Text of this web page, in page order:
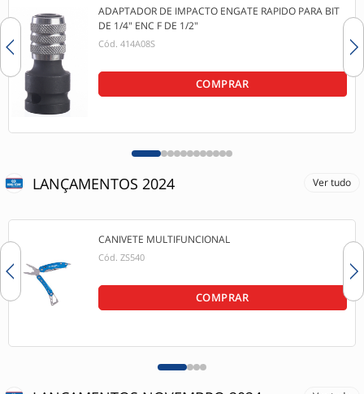
ADAPTADOR DE IMPACTO ENGATE RAPIDO PARA BIT
DE 1/4" ENC F DE 1/2"
Cód. 414A08S
COMPRAR
LANÇAMENTOS 2024 Ver tudo
CANIVETE MULTIFUNCIONAL
Cód. ZS540
COMPRAR